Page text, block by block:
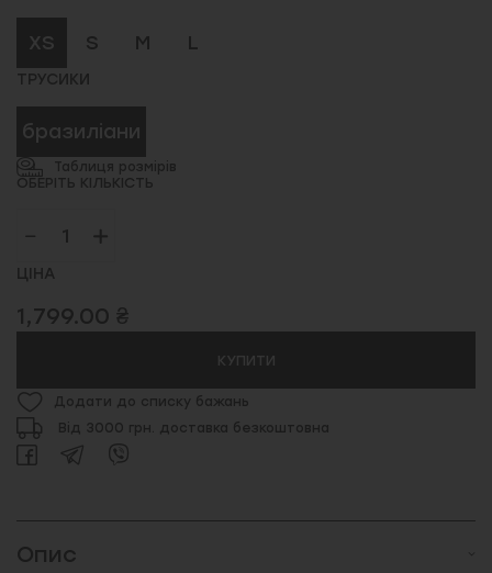
XS S M L
ТРУСИКИ
бразиліани
Таблиця розмірів
ОБЕРІТЬ КІЛЬКІСТЬ
ЦІНА
1,799.00 ₴
КУПИТИ
Додати до списку бажань
Від 3000 грн. доставка безкоштовна
Опис